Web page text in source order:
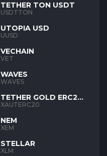
TETHER TON USDT
USDTTON
UTOPIA USD
UUSD
VECHAIN
VET
WAVES
WAVES
TETHER GOLD ERC20
XAUT
XAUTERC20
NEM
XEM
STELLAR
XLM